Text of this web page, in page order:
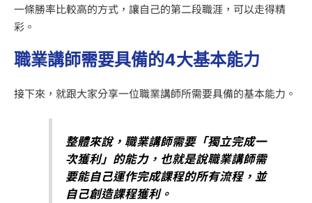
一條勝率比較高的方式，讓自己的第二段職涯，可以走得精
彩。
職業講師需要具備的4大基本能力
接下來，就跟大家分享一位職業講師所需要具備的基本能力。
整體來說，職業講師需要「獨立完成一
次獲利」的能力，也就是說職業講師需
要能自己運作完成課程的所有流程，並
自己創造課程獲利。